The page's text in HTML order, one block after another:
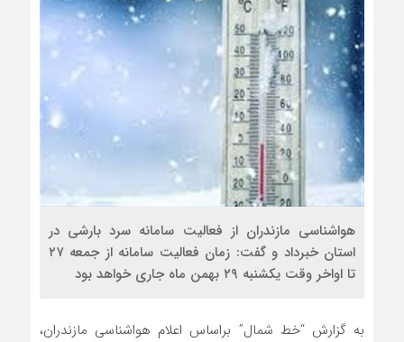
هواشناسی مازندران از فعالیت سامانه سرد بارشی در
استان خبرداد و گفت: زمان فعالیت سامانه از جمعه ۲۷
تا اواخر وقت یکشنبه ۲۹ بهمن ماه جاری خواهد بود
به گزارش “خط شمال” براساس اعلام هواشناسی مازندران،